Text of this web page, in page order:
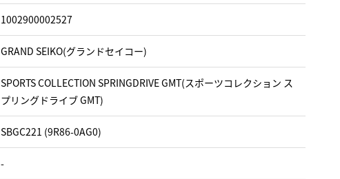
1002900002527
GRAND SEIKO(グランドセイコー)
SPORTS COLLECTION SPRINGDRIVE GMT(スポーツコレクション ス
プリングドライブ GMT)
SBGC221 (9R86-0AG0)
-